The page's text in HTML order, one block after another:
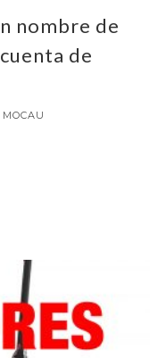
nombre de
de
MOCAU